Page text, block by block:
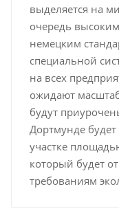
выделяется на
очередь
немецким
специальной
на всех
ожидают
будут
Дортмунде
участке
который будет
требованиям